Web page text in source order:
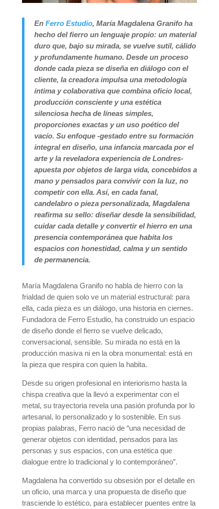
En Ferro Estudio, María Magdalena Granifo ha
hecho del fierro un lenguaje propio: un material
duro que, bajo su mirada, se vuelve sutil, cálido
y profundamente humano. Desde un proceso
donde cada pieza se diseña en diálogo con el
cliente, la creadora impulsa una metodología
íntima y colaborativa que combina oficio local,
producción consciente y una estética
silenciosa hecha de líneas simples,
proporciones exactas y un uso poético del
vacío. Su enfoque -gestado entre su formación
integral en diseño, una infancia marcada por el
arte y la reveladora experiencia de Londres-
apuesta por objetos de larga vida, concebidos a
mano y pensados para convivir con la luz, no
competir con ella. Así, en cada fanal,
candelabro o pieza personalizada, Magdalena
reafirma su sello: diseñar desde la sensibilidad,
cuidar cada detalle y convertir el hierro en una
presencia contemporánea que habita los
espacios con honestidad, calma y un sentido
de permanencia.
María Magdalena Granifo no habla de hierro con la
frialdad de quien solo ve un material estructural: para
ella, cada pieza es un diálogo, una historia en ciernes.
Fundadora de Ferro Estudio, ha construido un espacio
de diseño donde el fierro se vuelve delicado,
conversacional, sensible. Su mirada no está en la
producción masiva ni en la obra monumental: está en
la pieza que respira con quien la habita.
Desde su origen profesional en interiorismo hasta la
chispa creativa que la llevó a experimentar con el
metal, su trayectoria revela una pasión profunda por lo
artesanal, lo personalizado y lo sostenible. En sus
propias palabras, Ferro nació de “una necesidad de
generar objetos con identidad, pensados para las
personas y sus espacios, con una estética que
dialogue entre lo tradicional y lo contemporáneo”.
Magdalena ha convertido su obsesión por el detalle en
un oficio, una marca y una propuesta de diseño que
trasciende lo estético, para establecer puentes entre la